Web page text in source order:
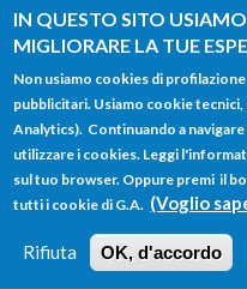
IN QUESTO SITO
MIGLIORARE LA TUE
Non usiamo cookies di
pubblicitari. Usiamo cookie
Analytics). Continuando a
utilizzare i cookies. Leggi
sul tuo browser. Oppure premi il
tutti i cookie di G.A. (Voglio
Rifiuta OK, d'accordo
Salta al contenuto principale
FORM
DI
RICERCA
Main menu
HOME TUTTI I
LOGIN